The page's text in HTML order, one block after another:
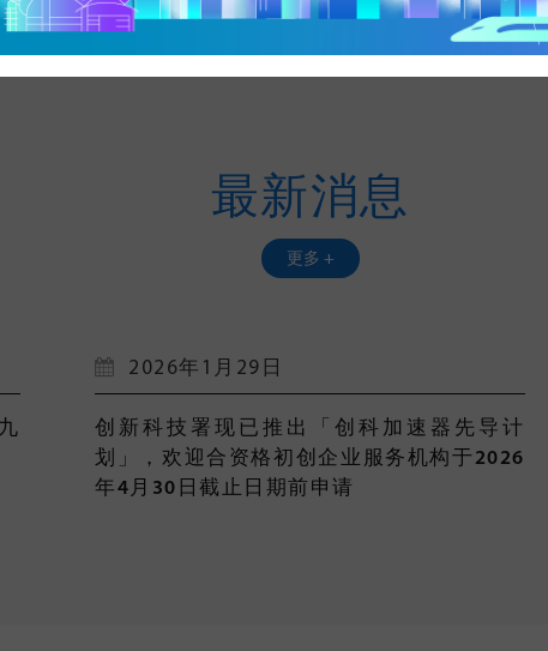
最新消息
更多 +
2026年1月29日
创新科技署现已推出「创科加速器先导计
划」，欢迎合资格初创企业服务机构于2026
年4月30日截止日期前申请